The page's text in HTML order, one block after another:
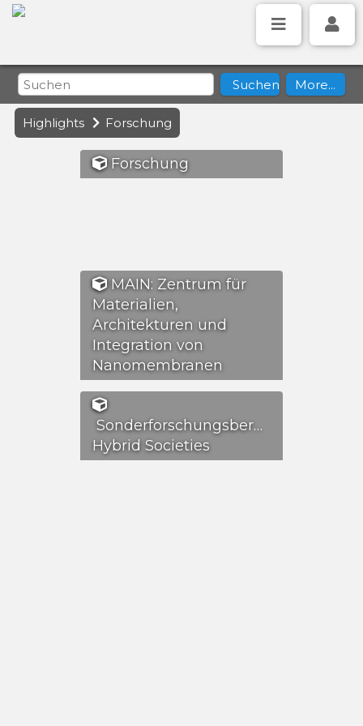
Highlights Forschung
Forschung
MAIN: Zentrum für
Materialien,
Architekturen und
Integration von
Nanomembranen
Sonderforschungsbereich
Hybrid Societies